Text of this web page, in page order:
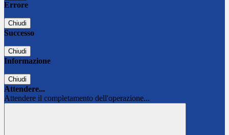
Errore
Chiudi
Successo
Chiudi
Informazione
Chiudi
Attendere...
Attendere il completamento dell'operazione...